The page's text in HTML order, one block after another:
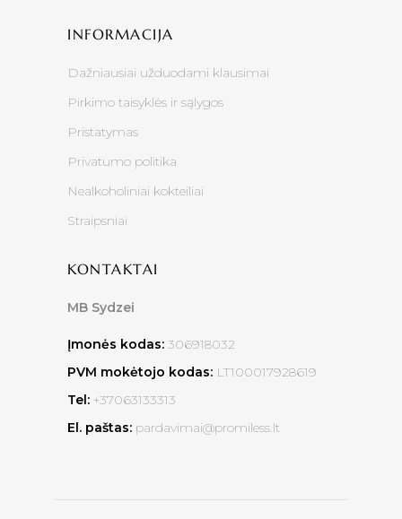
INFORMACIJA
Dažniausiai užduodami klausimai
Pirkimo taisyklės ir sąlygos
Pristatymas
Privatumo politika
Nealkoholiniai kokteiliai
Straipsniai
KONTAKTAI
MB Sydzei
Įmonės kodas: 306918032
PVM mokėtojo kodas: LT100017928619
Tel: +37063133313
El. paštas: pardavimai@promiless.lt